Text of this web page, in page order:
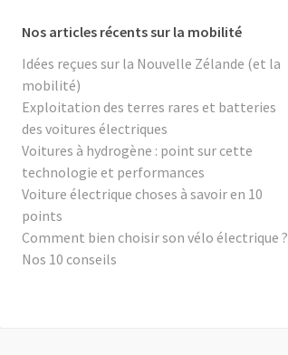
Nos articles récents sur la mobilité
Idées reçues sur la Nouvelle Zélande (et la
mobilité)
Exploitation des terres rares et batteries
des voitures électriques
Voitures à hydrogène : point sur cette
technologie et performances
Voiture électrique choses à savoir en 10
points
Comment bien choisir son vélo électrique ?
Nos 10 conseils